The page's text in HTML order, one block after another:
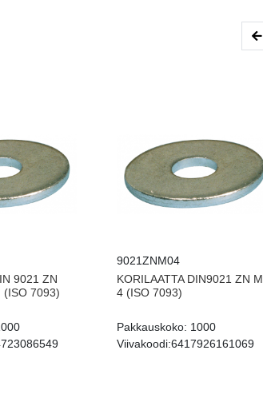
9021 ZN
(ISO 7093)
9021ZNM04
KORILAATTA DIN9021 ZN M
4 (ISO 7093)
Pakkauskoko: 1000
Viivakoodi:6417926161069